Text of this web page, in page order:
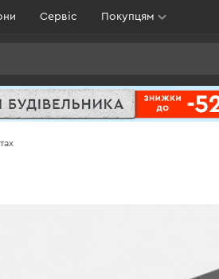
Сервіс Покупцям